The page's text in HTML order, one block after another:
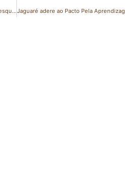
Marilândia celebra seu 43º aniversário com uma festa inesquecível ao som de Alemão do Forró e Filipe Fantin: começa amanhã!